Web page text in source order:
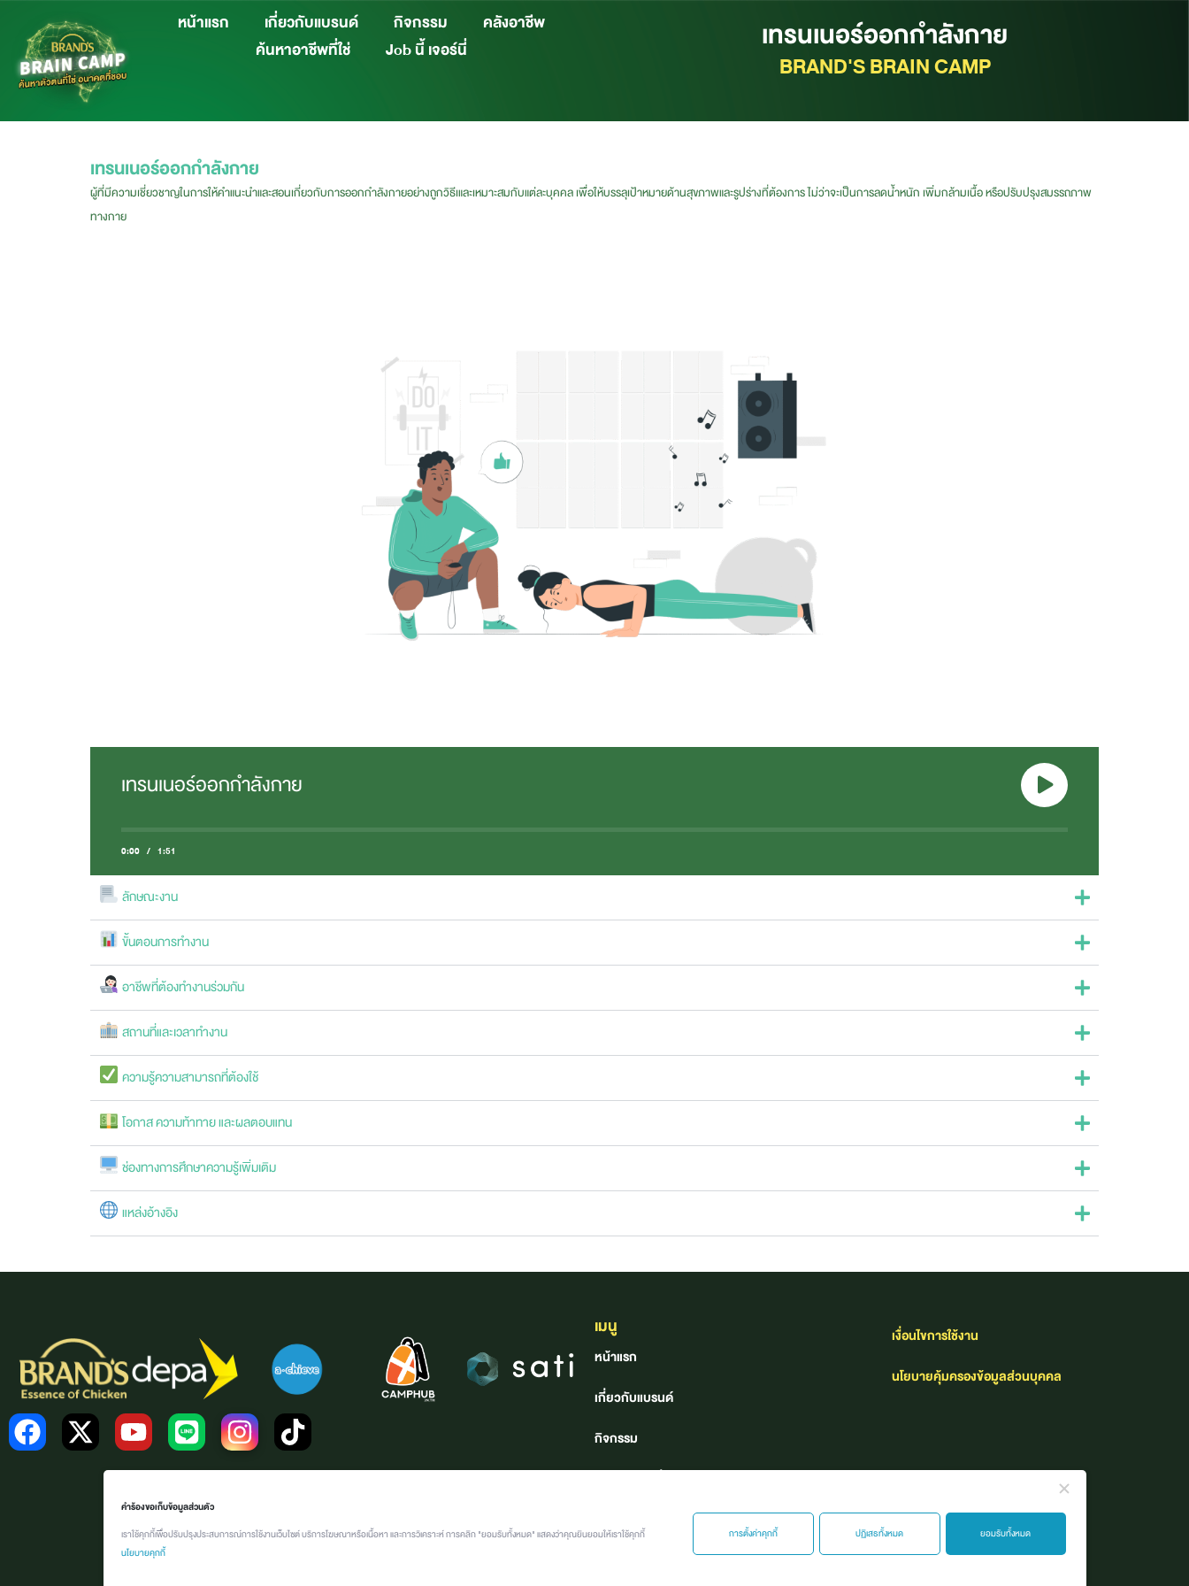
หน้าแรก เกี่ยวกับแบรนด์ กิจกรรม
คลังอาชีพ
ค้นหาอาชีพที่ใช่
Job นี้ เจอร์นี่ เทรนเนอร์ออกกำลังกาย
BRAND'S BRAIN CAMP
เทรนเนอร์ออกกำลังกาย
ผู้ที่มีความเชี่ยวชาญในการให้คำแนะนำและสอนเกี่ยวกับการออกกำลังกายอย่างถูกวิธีเและเหมาะสมกับแต่ละบุคคล เพื่อให้บรรลุเป้าหมายด้านสุขภาพและรูปร่างที่ต้องการ ไม่ว่าจะเป็นการลดน้ำหนัก เพิ่มกล้ามเนื้อ หรือปรับปรุงสมรรถภาพ
ทางกาย
เทรนเนอร์ออกกำลังกาย
0:00 / 1:51
ลักษณะงาน
ขั้นตอนการทำงาน
อาชีพที่ต้องทำงานร่วมกัน
สถานที่และเวลาทำงาน
ความรู้ความสามารถที่ต้องใช้
โอกาส ความท้าทาย และผลตอบแทน
ช่องทางการศึกษาความรู้เพิ่มเติม
แหล่งอ้างอิง
เมนู
หน้าแรก
เกี่ยวกับแบรนด์
กิจกรรม
เงื่อนไขการใช้งาน​
นโยบายคุ้มครองข้อมูลส่วนบุคคล
คำร้องขอเก็บข้อมูลส่วนตัว
เราใช้คุกกี้เพื่อปรับปรุงประสบการณ์การใช้งานเว็บไซต์ บริการโฆษณาหรือเนื้อหา และการวิเคราะห์ การคลิก "ยอมรับทั้งหมด" แสดงว่าคุณยินยอมให้เราใช้คุกกี้
นโยบายคุกกี้
การตั้งค่าคุกกี้ ปฏิเสธทั้งหมด ยอมรับทั้งหมด